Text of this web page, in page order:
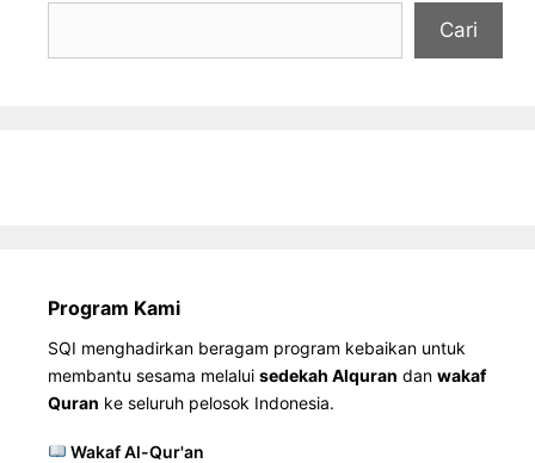
Cari
Program Kami
SQI menghadirkan beragam program kebaikan untuk
membantu sesama melalui sedekah Alquran dan wakaf
Quran ke seluruh pelosok Indonesia.
Wakaf Al-Qur'an